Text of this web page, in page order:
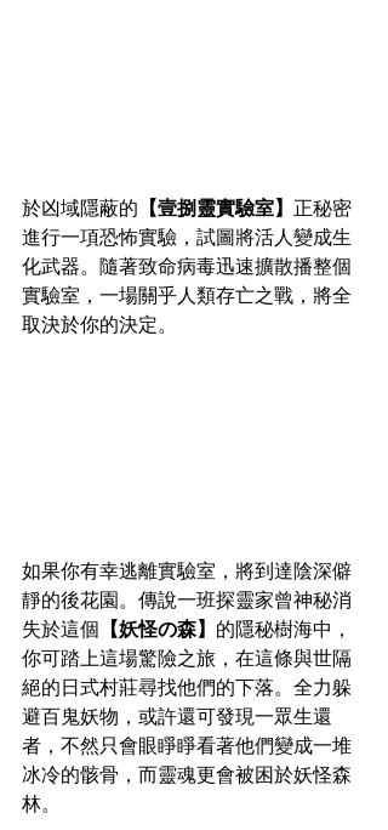
於凶域隱蔽的 【壹捌靈實驗室】 正秘密
進行一項恐怖實驗，試圖將活人變成生
化武器。隨著致命病毒迅速擴散播整個
實驗室，一場關乎人類存亡之戰，將全
取決於你的決定。
如果你有幸逃離實驗室，將到達陰深僻
靜的後花園。傳說一班探靈家曾神秘消
失於這個 【妖怪の森】 的隱秘樹海中，
你可踏上這場驚險之旅，在這條與世隔
絕的日式村莊尋找他們的下落。全力躲
避百鬼妖物，或許還可發現一眾生還
者，不然只會眼睜睜看著他們變成一堆
冰冷的骸骨，而靈魂更會被困於妖怪森
林。